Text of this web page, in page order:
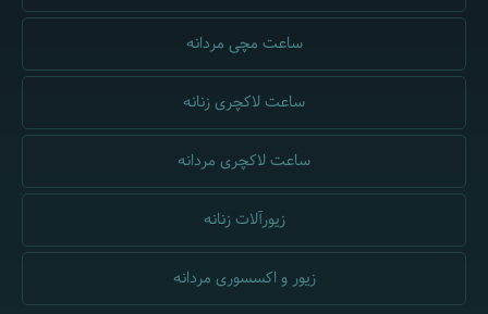
ساعت مچی مردانه
ساعت لاکچری زنانه
ساعت لاکچری مردانه
زیورآلات زنانه
زیور و اکسسوری مردانه